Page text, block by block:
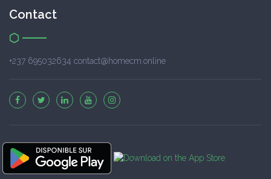
Contact
+237 695032634 contact@homecm.online